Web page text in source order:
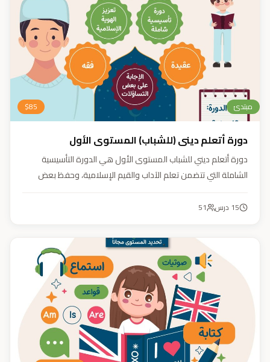
مبتدئ $85
دورة أتعلم ديني (للشباب) المستوى الأول
دورة أتعلم ديني للشباب المستوى الأول هي الدورة التأسيسية
الشاملة التي تتضمن تعلم الآداب والقيم الإسلامية، وحفظ بعض
السيرة النبوية (فقه، عقيدة، سيرة).
15 درس 51